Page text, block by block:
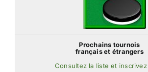
Prochains tournois
français et étrangers
Consultez la liste et